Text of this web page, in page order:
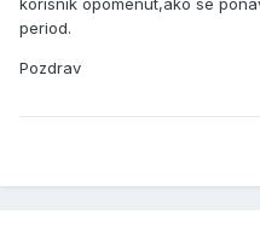
korisnik opomenut,ako se
period.
Pozdrav